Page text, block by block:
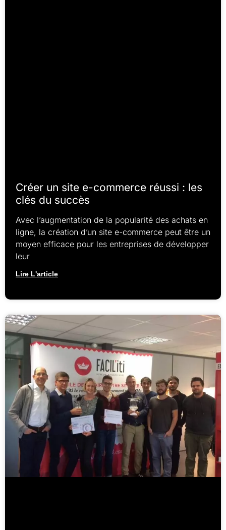
Créer un site e-commerce réussi : les
clés du succès
Avec l’augmentation de la popularité des achats en
ligne, la création d’un site e-commerce peut être un
moyen efficace pour les entreprises de développer
leur
Lire L'article